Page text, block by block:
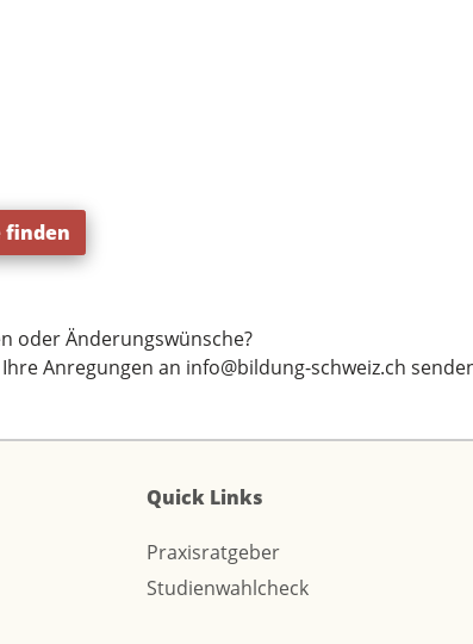
finden
oder Änderungswünsche?
Anregungen an info@bildung-schweiz.ch
Quick Links
Praxisratgeber
Studienwahlcheck